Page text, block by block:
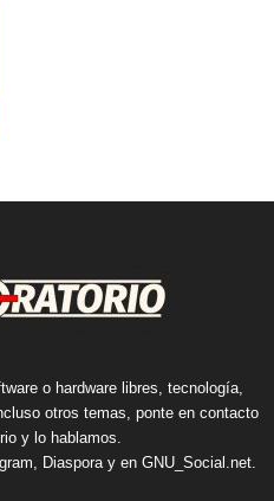
o hardware libres, tecnología,
otros temas, ponte en contacto
y lo hablamos.
, Diasporay en GNU_Social.net.